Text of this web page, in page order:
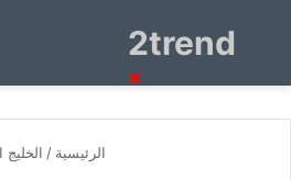
2trendبحث
الرئيسية / الخليج
×